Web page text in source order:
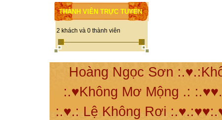
THÀNH VIÊN TRỰC TUYẾN
2 khách và 0 thành viên
Hoàng Ngọc Sơn
:.♥Không Mơ Mộng .:
:.♥.: Lệ Không Rơi